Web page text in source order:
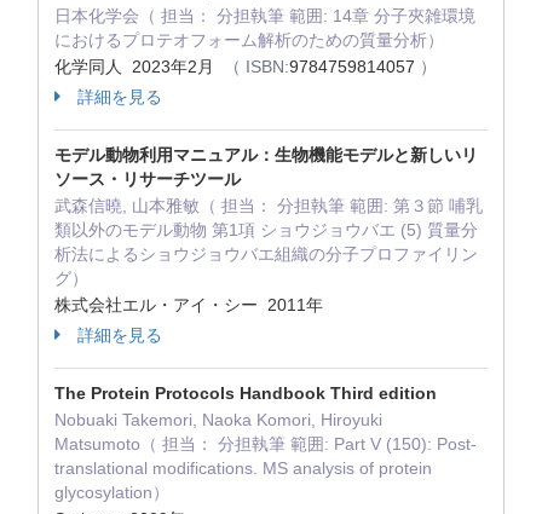
日本化学会（ 担当： 分担執筆 範囲: 14章 分子夾雑環境
におけるプロテオフォーム解析のための質量分析）
化学同人 2023年2月
（ ISBN:9784759814057 ）
詳細を見る
モデル動物利用マニュアル：生物機能モデルと新しいリ
ソース・リサーチツール
武森信曉, 山本雅敏（ 担当： 分担執筆 範囲: 第３節 哺乳
類以外のモデル動物 第1項 ショウジョウバエ (5) 質量分
析法によるショウジョウバエ組織の分子プロファイリン
グ）
株式会社エル・アイ・シー 2011年
詳細を見る
The Protein Protocols Handbook Third edition
Nobuaki Takemori, Naoka Komori, Hiroyuki
Matsumoto（ 担当： 分担執筆 範囲: Part V (150): Post-
translational modifications. MS analysis of protein
glycosylation）